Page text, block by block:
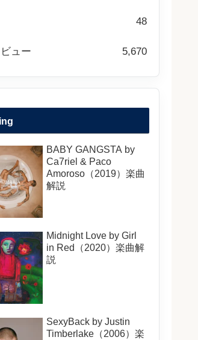
48
ュー 5,670
BABY GANGSTA by
Ca7riel & Paco
Amoroso（2019）楽曲
解説
Midnight Love by Girl
in Red（2020）楽曲解
説
SexyBack by Justin
Timberlake（2006）楽